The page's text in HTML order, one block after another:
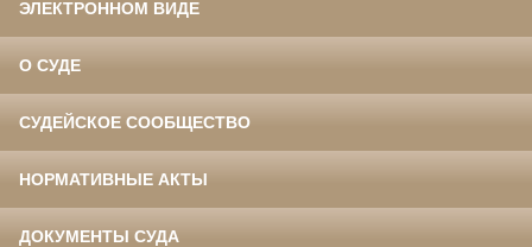
ЭЛЕКТРОННОМ ВИДЕ
О СУДЕ
СУДЕЙСКОЕ СООБЩЕСТВО
НОРМАТИВНЫЕ АКТЫ
ДОКУМЕНТЫ СУДА